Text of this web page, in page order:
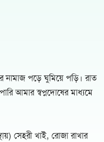
নামাজ পড়ে ঘুমিয়ে পড়ি। রাত
আমার স্বপ্নদোষের মাধ্যমে
সেহরী খাই, রোজা রাখার